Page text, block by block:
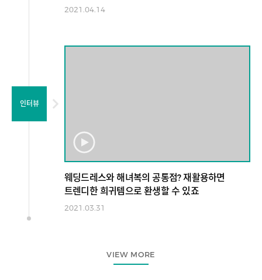
2021.04.14
인터뷰
웨딩드레스와 해녀복의 공통점? 재활용하면
트렌디한 희귀템으로 환생할 수 있죠
2021.03.31
VIEW MORE